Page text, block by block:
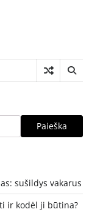
Paieška
sušildys vakarus
ir kodėl ji būtina?